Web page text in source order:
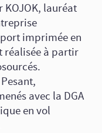
KOJOK, lauréat
imprimée en
réalisée à partir
avec la DGA
en vol